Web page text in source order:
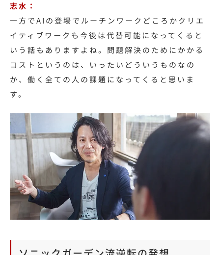
志水：
一方でAIの登場でルーチンワークどころかクリエ
イティブワークも今後は代替可能になってくると
いう話もありますよね。問題解決のためにかかる
コストというのは、いったいどういうものなの
か、働く全ての人の課題になってくると思いま
す。